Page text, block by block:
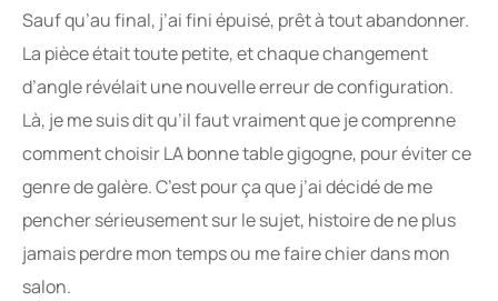
Sauf qu’au final, j’ai fini épuisé, prêt à tout abandonner.
La pièce était toute petite, et chaque changement
d’angle révélait une nouvelle erreur de configuration.
Là, je me suis dit qu’il faut vraiment que je comprenne
comment choisir LA bonne table gigogne, pour éviter ce
genre de galère. C’est pour ça que j’ai décidé de me
pencher sérieusement sur le sujet, histoire de ne plus
jamais perdre mon temps ou me faire chier dans mon
salon.